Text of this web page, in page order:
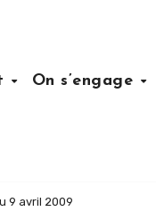
On s’engage
9 avril 2009